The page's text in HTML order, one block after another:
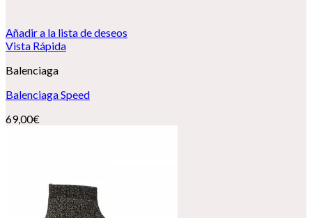
Añadir a la lista de deseos
Vista Rápida
Balenciaga
Balenciaga Speed
69,00€